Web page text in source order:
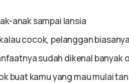
anak sampai lansia
cocok, pelanggan
sudah dikenal banyak
buat kamu yang mau mulai